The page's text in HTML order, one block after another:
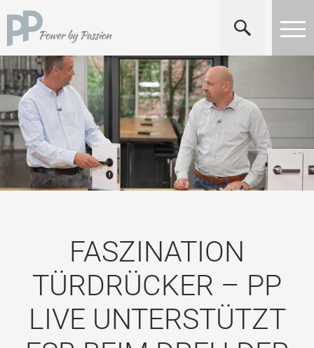
FASZINATION
TÜRDRÜCKER – PP
LIVE UNTERSTÜTZT